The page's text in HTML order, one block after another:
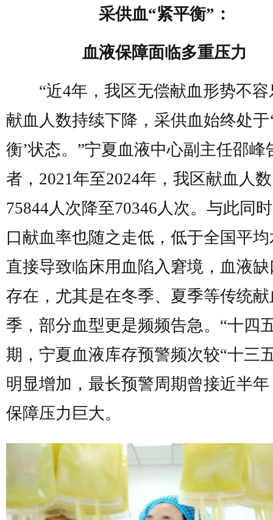
采供血“紧平衡”：
血液保障面临多重压力
“近4年，我区无偿献血形势不容
献血人数持续下降，采供血始终处于
衡’状态。”宁夏血液中心副主任邵峰
者，2021年至2024年，我区献血人
75844人次降至70346人次。与此同
口献血率也随之走低，低于全国平
直接导致临床用血陷入窘境，血液
存在，尤其是在冬季、夏季等传统
季，部分血型更是频频告急。“十四
期，宁夏血液库存预警频次较“十三
明显增加，最长预警周期曾接近半
保障压力巨大。